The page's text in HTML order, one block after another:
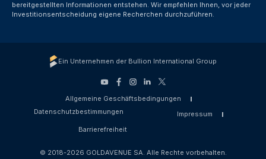
bereitgestellten Informationen entstehen. Wir empfehlen Ihnen, vor jeder
Investitionsentscheidung eigene Recherchen durchzuführen.
Ein Unternehmen der Bullion International Group
Allgemeine Geschäftsbedingungen
Datenschutzbestimmungen
Impressum
Barrierefreiheit
© 2018-2026 GOLDAVENUE SA. Alle Rechte vorbehalten.